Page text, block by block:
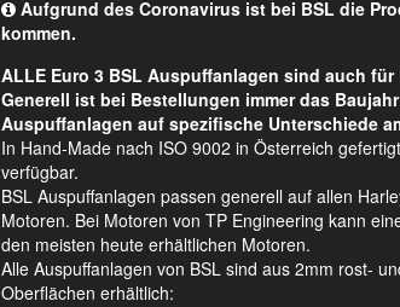
Aufgrund des Coronavirus ist bei BSL die
kommen.
ALLE Euro 3 BSL Auspuffanlagen sind auch
Generell ist bei Bestellungen immer das
Auspuffanlagen auf spezifische Unterschiede
In Hand-Made nach ISO 9002 in Österreich
verfügbar.
BSL Auspuffanlagen passen generell auf allen
Motoren. Bei Motoren von TP Engineering kann
den meisten heute erhältlichen Motoren.
Alle Auspuffanlagen von BSL sind aus 2mm rost-
Oberflächen erhältlich: